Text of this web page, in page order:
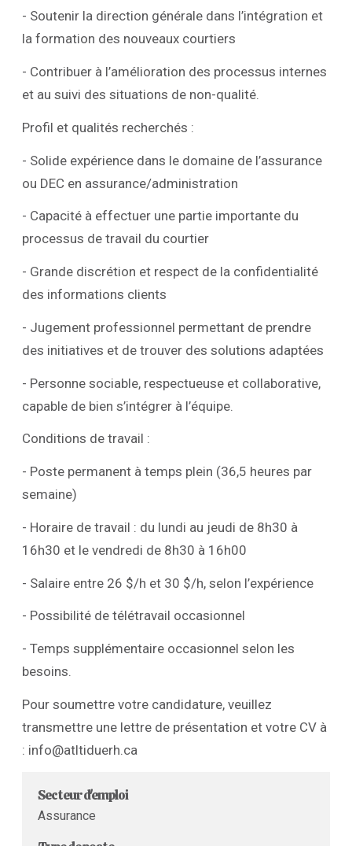
- Soutenir la direction générale dans l’intégration et
la formation des nouveaux courtiers
- Contribuer à l’amélioration des processus internes
et au suivi des situations de non-qualité.
Profil et qualités recherchés :
- Solide expérience dans le domaine de l’assurance
ou DEC en assurance/administration
- Capacité à effectuer une partie importante du
processus de travail du courtier
- Grande discrétion et respect de la confidentialité
des informations clients
- Jugement professionnel permettant de prendre
des initiatives et de trouver des solutions adaptées
- Personne sociable, respectueuse et collaborative,
capable de bien s’intégrer à l’équipe.
Conditions de travail :
- Poste permanent à temps plein (36,5 heures par
semaine)
- Horaire de travail : du lundi au jeudi de 8h30 à
16h30 et le vendredi de 8h30 à 16h00
- Salaire entre 26 $/h et 30 $/h, selon l’expérience
- Possibilité de télétravail occasionnel
- Temps supplémentaire occasionnel selon les
besoins.
Pour soumettre votre candidature, veuillez
transmettre une lettre de présentation et votre CV à
: info@atltiduerh.ca
Secteur d'emploi
Assurance